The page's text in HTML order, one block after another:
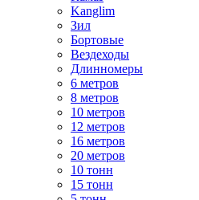
Kanglim
Зил
Бортовые
Вездеходы
Длинномеры
6 метров
8 метров
10 метров
12 метров
16 метров
20 метров
10 тонн
15 тонн